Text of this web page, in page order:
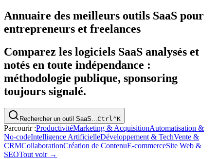
Annuaire des meilleurs outils SaaS pour
entrepreneurs et freelances
Comparez les logiciels SaaS analysés et
notés en toute indépendance :
méthodologie publique, sponsoring
toujours signalé.
Rechercher un outil SaaS... Ctrl ⌃K
Parcourir :ProductivitéMarketing & AcquisitionAutomatisation &
No-codeIntelligence ArtificielleDéveloppement & TechVente &
CRMCollaborationCréation de ContenuE-commerceSite Web &
SEOTout voir→